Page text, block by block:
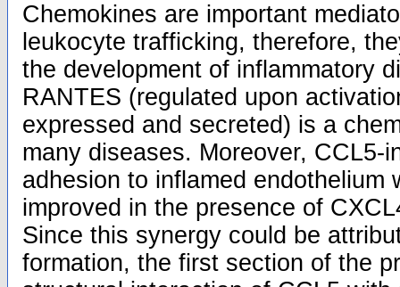
Chemokines are important
leukocyte trafficking, therefore,
the development of inflammatory
RANTES (regulated upon
expressed and secreted) is a
many diseases. Moreover, CCL5-
adhesion to inflamed endothelium
improved in the presence of
Since this synergy could be
formation, the first section of the